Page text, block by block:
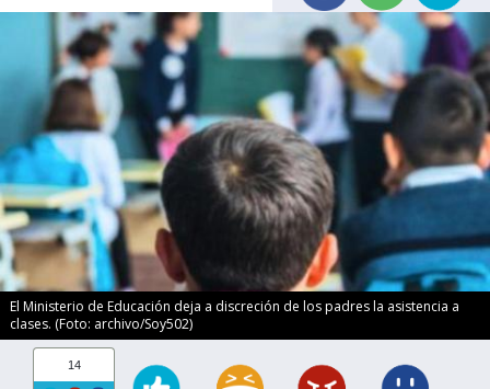
El Ministerio de Educación deja a discreción de los padres la asistencia a
clases. (Foto: archivo/Soy502)
14